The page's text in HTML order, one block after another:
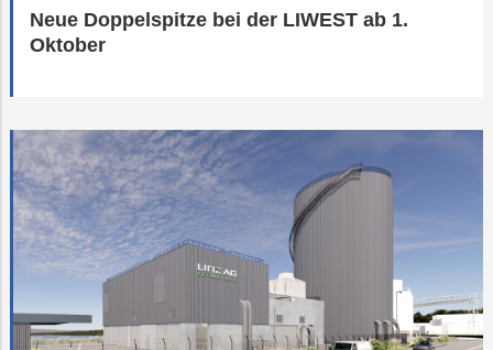
Neue Doppelspitze bei der LIWEST ab 1.
Oktober